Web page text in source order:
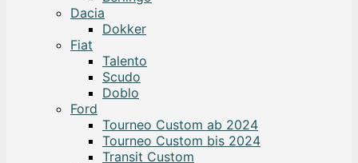
Dacia
Dokker
Fiat
Talento
Scudo
Doblo
Ford
Tourneo Custom ab 2024
Tourneo Custom bis 2024
Transit Custom